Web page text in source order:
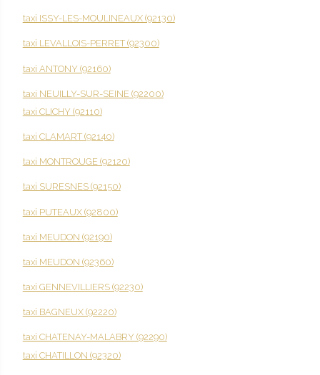
taxi ISSY-LES-MOULINEAUX (92130)
taxi LEVALLOIS-PERRET (92300)
taxi ANTONY (92160)
taxi NEUILLY-SUR-SEINE (92200)
taxi CLICHY (92110)
taxi CLAMART (92140)
taxi MONTROUGE (92120)
taxi SURESNES (92150)
taxi PUTEAUX (92800)
taxi MEUDON (92190)
taxi MEUDON (92360)
taxi GENNEVILLIERS (92230)
taxi BAGNEUX (92220)
taxi CHATENAY-MALABRY (92290)
taxi CHATILLON (92320)